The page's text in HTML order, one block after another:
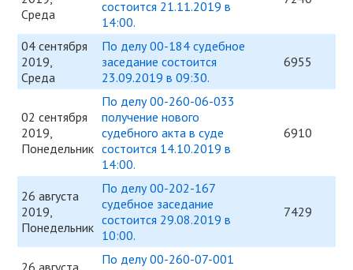
Среда
состоится 21.11.2019 в
14:00.
04 сентября
2019,
Среда
По делу 00-184 судебное
заседание состоится
23.09.2019 в 09:30.
6955
02 сентября
2019,
Понедельник
По делу 00-260-06-033
получение нового
судебного акта в суде
состоится 14.10.2019 в
14:00.
6910
26 августа
2019,
Понедельник
По делу 00-202-167
судебное заседание
состоится 29.08.2019 в
10:00.
7429
26 августа
По делу 00-260-07-001